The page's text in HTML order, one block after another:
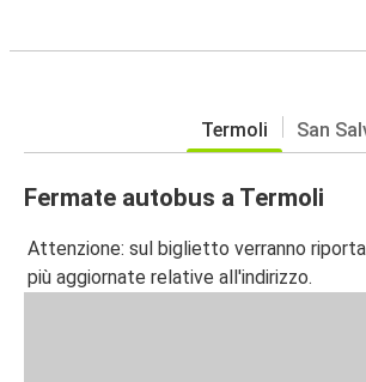
Termoli San
Fermate autobus a Termoli
Attenzione: sul biglietto verranno
più aggiornate relative all'indirizzo.